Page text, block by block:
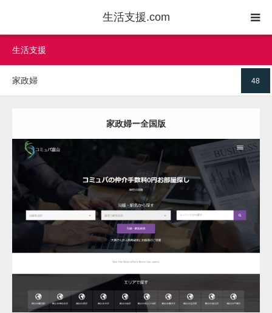
生活支援.com
生活支援
48
家政婦
家政婦ー全国版
更新日： 2022.12.06
Detail Visit
剪定・造園
家電設置・修理
水道修理・メンテナンス
ハウスクリーニング
不用品回収